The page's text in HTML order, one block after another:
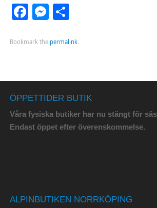
Facebook
Messenger
Dela
Bookmark the permalink.
ÖPPETTIDER BUTIK
Våra fysiska butiker har nu stängt för
Endast öppet efter överenskommelse.
ALPINBUTIKEN NORRKÖPING